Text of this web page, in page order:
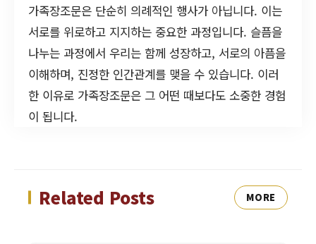
가족장조문은 단순히 의례적인 행사가 아닙니다. 이는
서로를 위로하고 지지하는 중요한 과정입니다. 슬픔을
나누는 과정에서 우리는 함께 성장하고, 서로의 아픔을
이해하며, 진정한 인간관계를 맺을 수 있습니다. 이러
한 이유로 가족장조문은 그 어떤 때보다도 소중한 경험
이 됩니다.
Related Posts MORE